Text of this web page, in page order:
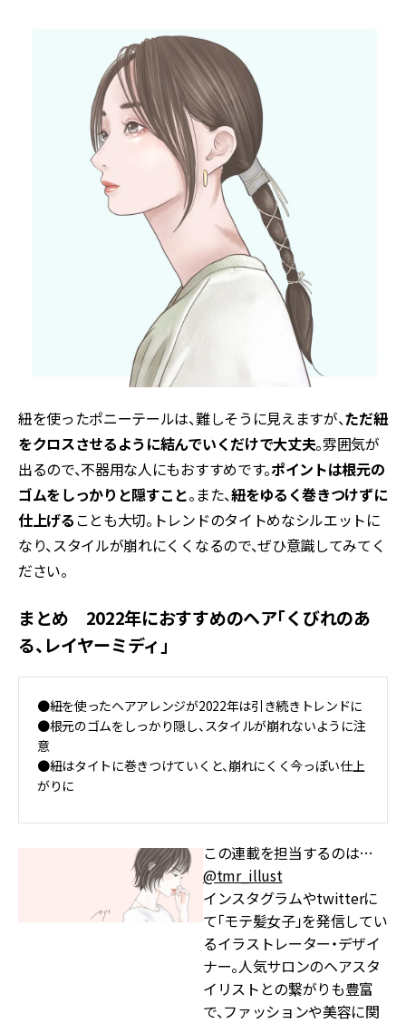
紐を使ったポニーテールは、難しそうに見えますが、ただ紐
をクロスさせるように結んでいくだけで大丈夫。雰囲気が
出るので、不器用な人にもおすすめです。ポイントは根元の
ゴムをしっかりと隠すこと。また、紐をゆるく巻きつけずに
仕上げることも大切。トレンドのタイトめなシルエットに
なり、スタイルが崩れにくくなるので、ぜひ意識してみてく
ださい。
まとめ 2022年におすすめのヘア「くびれのあ
る、レイヤーミディ」
●紐を使ったヘアアレンジが2022年は引き続きトレンドに
●根元のゴムをしっかり隠し、スタイルが崩れないように注
意
●紐はタイトに巻きつけていくと、崩れにくく今っぽい仕上
がりに
この連載を担当するのは…
@tmr_illust
インスタグラムやtwitterに
て「モテ髪女子」を発信してい
るイラストレーター・デザイ
ナー。人気サロンのヘアスタ
イリストとの繋がりも豊富
で、ファッションや美容に関